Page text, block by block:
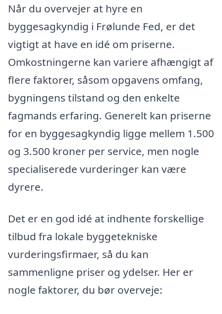
Når du overvejer at hyre en
byggesagkyndig i Frølunde Fed, er det
vigtigt at have en idé om priserne.
Omkostningerne kan variere afhængigt af
flere faktorer, såsom opgavens omfang,
bygningens tilstand og den enkelte
fagmands erfaring. Generelt kan priserne
for en byggesagkyndig ligge mellem 1.500
og 3.500 kroner per service, men nogle
specialiserede vurderinger kan være
dyrere.
Det er en god idé at indhente forskellige
tilbud fra lokale byggetekniske
vurderingsfirmaer, så du kan
sammenligne priser og ydelser. Her er
nogle faktorer, du bør overveje: